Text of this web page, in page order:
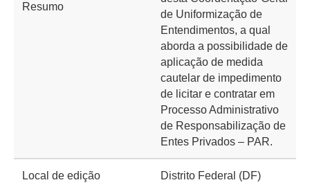
Resumo
de Uniformização de
Entendimentos, a qual
aborda a possibilidade de
aplicação de medida
cautelar de impedimento
de licitar e contratar em
Processo Administrativo
de Responsabilização de
Entes Privados – PAR.
Local de edição Distrito Federal (DF)